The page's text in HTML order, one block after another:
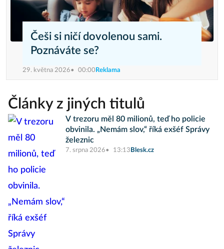
Češi si ničí dovolenou sami.
Poznáváte se?
29. května 2026 00:00 Reklama
Články z jiných titulů
V trezoru měl 80 milionů, teď ho policie
obvinila. „Nemám slov,“ říká exšéf Správy
železnic
7. srpna 2026 13:13 Blesk.cz